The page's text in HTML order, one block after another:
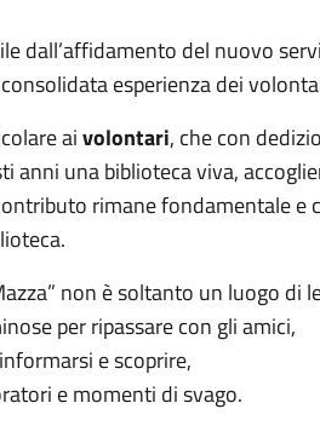
dall’affidamento del nuovo
esperienza dei
aivolontari, che con
anni una biblioteca viva,
rimane fondamentale e
non è soltanto un luogo di
per ripassare con gli amici,
e scoprire,
e momenti di svago.